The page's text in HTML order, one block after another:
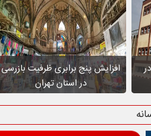
افزایش پنج برابری ظرفیت بازرسی
در استان تهران
استان